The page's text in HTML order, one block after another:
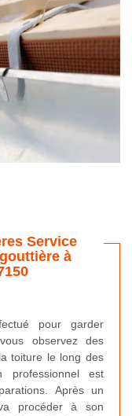
Service
à
pour garder
observez des
toiture le long des
est
Après un
procéder à son